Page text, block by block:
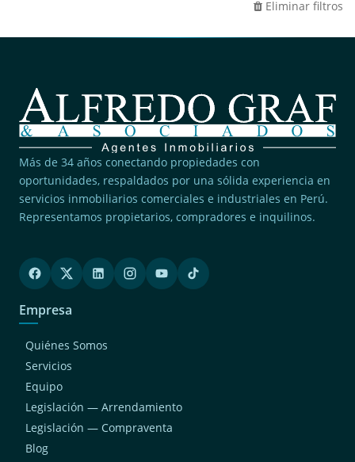
Eliminar filtros
Más de 34 años conectando propiedades con
oportunidades, respaldados por una sólida experiencia en
servicios inmobiliarios comerciales e industriales en Perú.
Representamos propietarios, compradores e inquilinos.
Empresa
Quiénes Somos
Servicios
Equipo
Legislación — Arrendamiento
Legislación — Compraventa
Blog